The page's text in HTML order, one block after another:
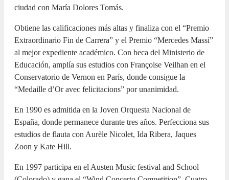
ciudad con María Dolores Tomás.
Obtiene las calificaciones más altas y finaliza con el “Premio
Extraordinario Fin de Carrera” y el Premio “Mercedes Massí”
al mejor expediente académico. Con beca del Ministerio de
Educación, amplía sus estudios con Françoise Veilhan en el
Conservatorio de Vernon en París, donde consigue la
“Medaille d’Or avec felicitacions” por unanimidad.
En 1990 es admitida en la Joven Orquesta Nacional de
España, donde permanece durante tres años. Perfecciona sus
estudios de flauta con Aurèle Nicolet, Ida Ribera, Jaques
Zoon y Kate Hill.
En 1997 participa en el Austen Music festival and School